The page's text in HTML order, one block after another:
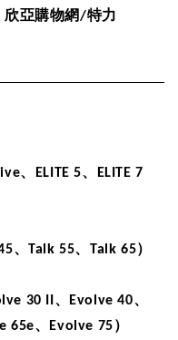
欣亞購物網/特力
、 ELITE 5、
ELITE 7
、Talk 55、Talk 65）
30 II 、 Evolve 40、
65e、 Evolve 75 ）